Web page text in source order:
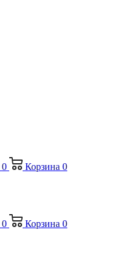
0 Корзина 0
0 Корзина 0